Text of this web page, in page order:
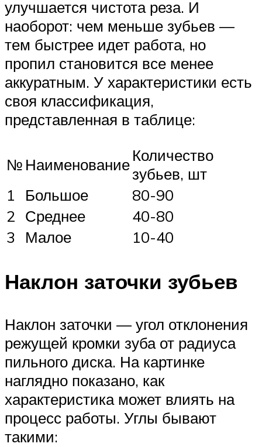
улучшается чистота реза. И
наоборот: чем меньше зубьев —
тем быстрее идет работа, но
пропил становится все менее
аккуратным. У характеристики есть
своя классификация,
представленная в таблице:
№ НаименованиеКоличество
зубьев, шт
1
Большое
80-90
2 Среднее
40-80
3
Малое 10-40
Наклон заточки зубьев
Наклон заточки — угол отклонения
режущей кромки зуба от радиуса
пильного диска. На картинке
наглядно показано, как
характеристика может влиять на
процесс работы. Углы бывают
такими: